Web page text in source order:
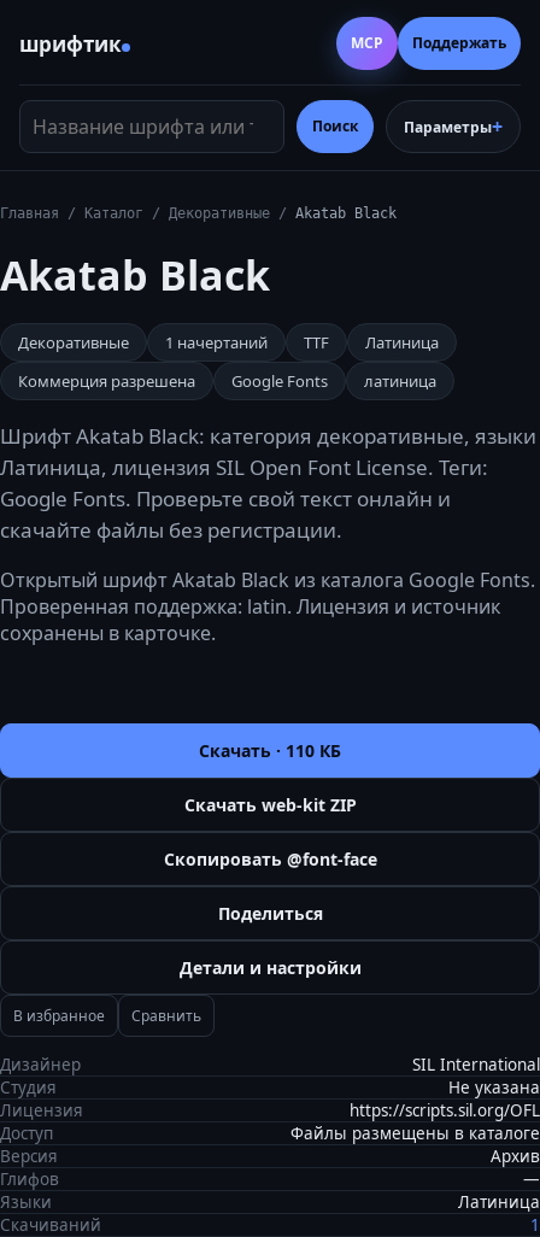
шрифтик
Название шрифта или тег
Поиск Параметры
MCP Поддержать
Главная / Каталог / Декоративные / Akatab Black
Akatab Black
Декоративные 1 начертаний TTF
Латиница
Коммерция разрешена
Google Fonts латиница
Шрифт Akatab Black: категория декоративные, языки
Латиница, лицензия SIL Open Font License. Теги:
Google Fonts. Проверьте свой текст онлайн и
скачайте файлы без регистрации.
Открытый шрифт Akatab Black из каталога Google Fonts.
Проверенная поддержка: latin. Лицензия и источник
сохранены в карточке.
Скачать · 110 КБ
Скачать web-kit ZIP
Скопировать @font-face
Поделиться
Детали и настройки
В избранное Сравнить
Дизайнер
SIL International
Студия
Не указана
Лицензия
https://scripts.sil.org/OFL
Доступ
Файлы размещены в каталоге
Версия
Архив
Глифов
—
Языки
Латиница
Скачиваний
1